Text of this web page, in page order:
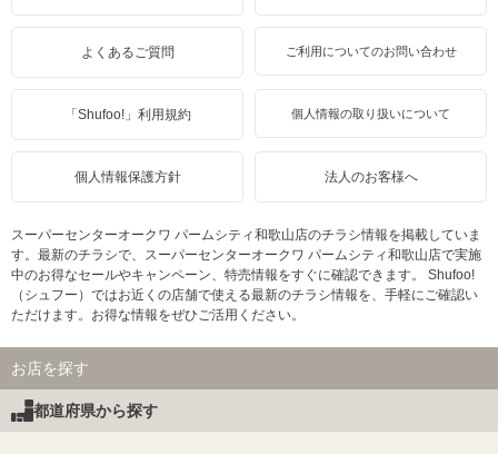
よくあるご質問 ご利用についてのお問い合わせ
「Shufoo!」利用規約 個人情報の取り扱いについて
個人情報保護方針 法人のお客様へ
スーパーセンターオークワ パームシティ和歌山店のチラシ情報を掲載していま
す。最新のチラシで、スーパーセンターオークワ パームシティ和歌山店で実施
中のお得なセールやキャンペーン、特売情報をすぐに確認できます。 Shufoo!
（シュフー）ではお近くの店舗で使える最新のチラシ情報を、手軽にご確認い
ただけます。お得な情報をぜひご活用ください。
お店を探す
都道府県から探す